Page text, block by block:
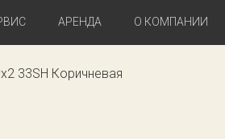
АРЕНДА О КОМПАНИИ
33SH Коричневая